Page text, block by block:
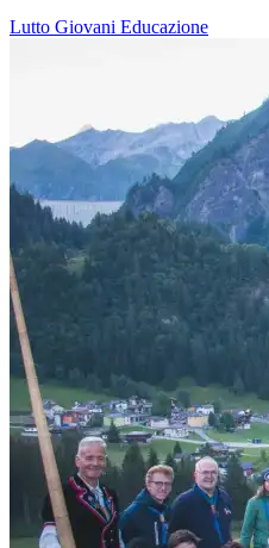
Lutto Giovani Educazione